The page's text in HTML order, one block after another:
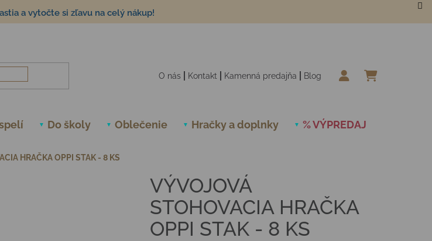
a vytočte si zľavu na celý nákup!
O nás Kontakt Kamenná predajňa Blog
Do školy Oblečenie Hračky a doplnky % VÝPREDAJ
HRAČKA OPPI STAK - 8 KS
VÝVOJOVÁ
STOHOVACIA HRAČKA
OPPI STAK - 8 KS